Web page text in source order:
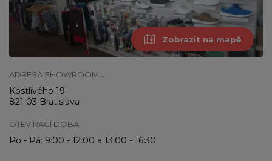
Zobrazit na mapě
ADRESA SHOWROOMU
Kostlivého 19
821 03 Bratislava
OTEVÍRACÍ DOBA
Po - Pá: 9:00 - 12:00 a 13:00 - 16:30